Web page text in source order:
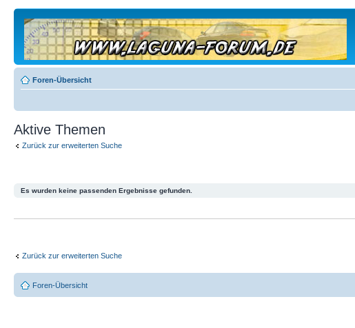
Foren-Übersicht
Aktive Themen
Zurück zur erweiterten Suche
Es wurden keine passenden Ergebnisse gefunden.
Zurück zur erweiterten Suche
Foren-Übersicht